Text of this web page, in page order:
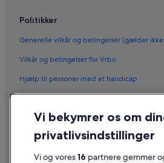
Politikker
Generelle vilkår og betingelser (gælder
Vilkår og betingelser for Vrbo
Hjælp til personer med et handicap
Cookies
Generelle vilkår for brug
Juridiske oplysninger/Kontakt os
Vi bekymrer os om
privatlivsindstillinger
Vi og vores16 partnere gemmer